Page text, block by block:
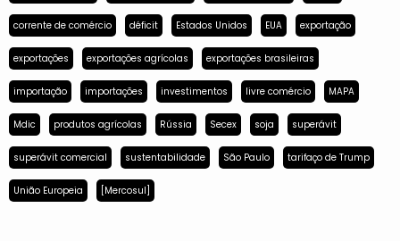
corrente de comércio déficit Estados Unidos EUA exportação
exportações exportações agrícolas exportações brasileiras
importação importações investimentos livre comércio MAPA
Mdic produtos agrícolas Rússia Secex soja superávit
superávit comercial sustentabilidade São Paulo tarifaço de Trump
União Europeia [Mercosul]